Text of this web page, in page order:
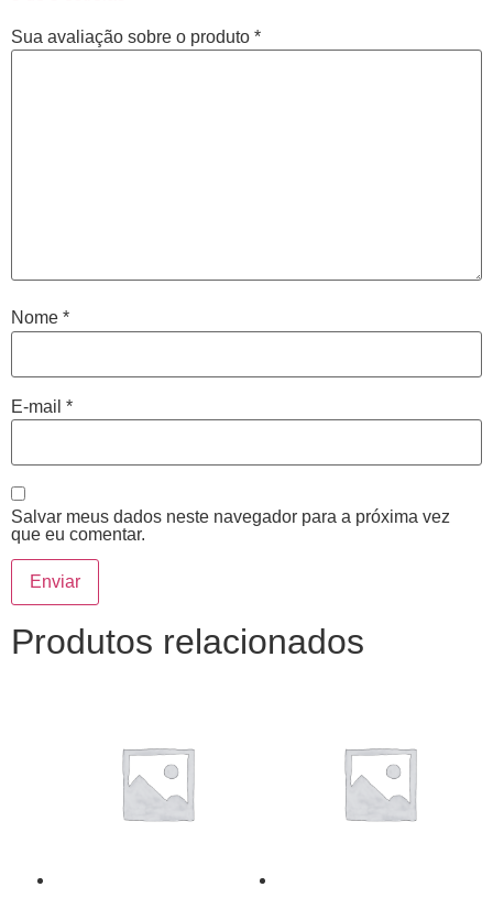
Sua avaliação sobre o produto *
Nome *
E-mail *
Salvar meus dados neste navegador para a próxima vez
que eu comentar.
Produtos relacionados